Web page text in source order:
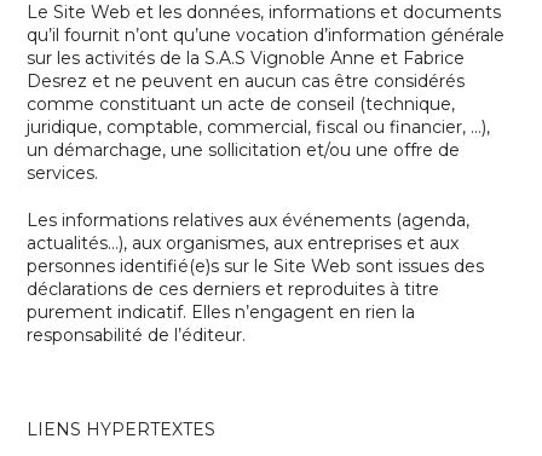
Le Site Web et les données, informations et documents
qu’il fournit n’ont qu’une vocation d’information générale
sur les activités de laS.A.S Vignoble Anne et Fabrice
Desrez et ne peuvent en aucun cas être considérés
comme constituant un acte de conseil (technique,
juridique, comptable, commercial, fiscal ou financier, …),
un démarchage, une sollicitation et/ou une offre de
services.
Les informations relatives aux événements (agenda,
actualités…), aux organismes, aux entreprises et aux
personnes identifié(e)s sur le Site Web sont issues des
déclarations de ces derniers et reproduites à titre
purement indicatif. Elles n’engagent en rien la
responsabilité de l’éditeur.
LIENS HYPERTEXTES